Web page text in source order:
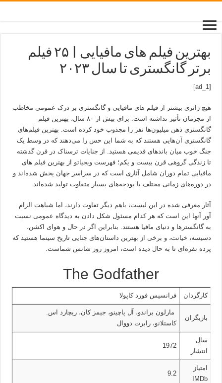
بهترین فیلم های مافیایی | ۲۵ فیلم
برتر گانگستری تا سال ۲۰۲۳
[ad_1]
هیچ ژانری بیشتر از فیلم‌ های مافیایی و گانگستری بر درک عمومی مخاطب
از مجرمان تأثیر نداشته است. برای بیش از ۸۰ سال، بهترین فیلم‌
گانگستری ذهن میلیون‌ها نفر را مجذوب خود کرده است. بهترین فیلم‌های
گانگستری آن‌هایی هستند که به شما این حس را می‌دهند که در وسط یک
جنگ خوب میان باندهای قدیمی هستید. از جنایات ترسناک در قرن گذشته
تا زندگی گروهی قرن بیست و یکم؛ فهرستویجیاتو از بهترین فیلم های
مافیایی تمام دوران شامل آثاری است که در سراسر جهان پخش شده‌اند و
در دوره‌های زمانی مختلف با بودجه‌های بسیار متفاوت تولید شده‌اند.
آثار معرفی شده در این لیست، باهم دیگر تفاوت دارند، اما شباهت الزام
آور آنها این است که هر کدام مسئول شکل دادن به دیدگاه عمومی نسبت
به گانگسترها و دنیای مافیا هستند. بنابراین اگر در حال و هوای اکشن،
دسیسه، خیانت، و برخی از بهترین داستان‌های جنایی تاریخ سینما هستید که
پرده نقره‌ای تا به حال دیده است، امروز روز شانس شماست.
The Godfather
کارگردان فرانسیس فورد کاپولا
بازیگران
مارلون براندو، آل پاچینو، جیمز کان، ریچارد اس.
کاستلانو، رابرت دووال
سال
انتشار
1972
امتیاز
IMDb
9.2